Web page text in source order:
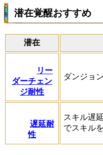
潜在覚醒おすすめ
潜在
リー
ダーチェン
ジ耐性
ダンジョ
遅延耐
性
スキル遅
でスキル